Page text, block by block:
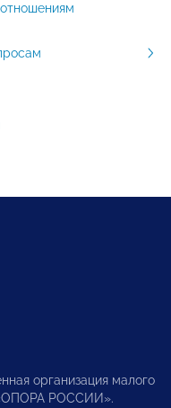
организация малого
«ОПОРА РОССИИ».